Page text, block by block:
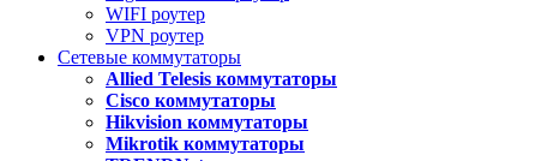
WIFI роутер
VPN роутер
Сетевые коммутаторы
Allied Telesis коммутаторы
Cisco коммутаторы
Hikvision коммутаторы
Mikrotik коммутаторы